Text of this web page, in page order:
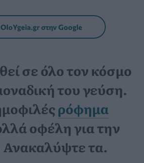
στην Google
σε όλο τον κόσμο
του γεύση.
ρόφημα
οφέλη για την
Ανακαλύψτε τα.